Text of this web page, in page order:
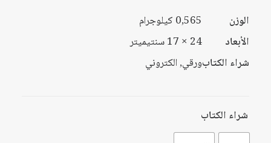
الوزن
0,565 كيلوجرام
الأبعاد
24 × 17 سنتيميتر
شراء الكتابورقي, الكتروني
شراء الكتاب